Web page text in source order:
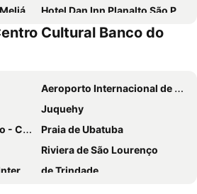
Hotel Dan Inn Planalto São Paulo
By Ihg
INNSiDE by Meliá São Paulo Higienópolis
Blue Tree Premium Verbo Divino
Bristol International Guarulhos
Vista
ibis budget Sao Paulo Paulista
Intercity Pamplona - The Universe Paulista
Green Place Ibirapuera
Cultural Banco do
Aeroporto Internacional de São Paulo - Guarulhos
Juquehy
Praia de Ubatuba
Riviera de São Lourenço
de Trindade